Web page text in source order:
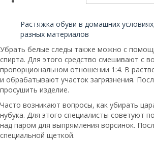
Растяжка обуви в домашних
разных материалов
Убрать белые следы также можно с
спирта. Для этого средство смешивают с
пропорциональном отношении 1:4. В
и обрабатывают участок загрязнения.
просушить изделие.
Часто возникают вопросы, как убирать
нубука. Для этого специалисты советуют
над паром для выпрямления ворсинок.
специальной щеткой.